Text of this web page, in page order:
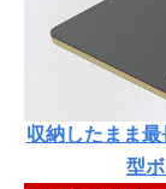
収納したまま
型